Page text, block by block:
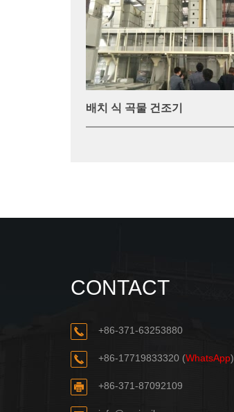
배치 식 곡물 건조기
CONTACT
+86-371-63253880
+86-17719833320 (WhatsApp)
+86-371-87092109